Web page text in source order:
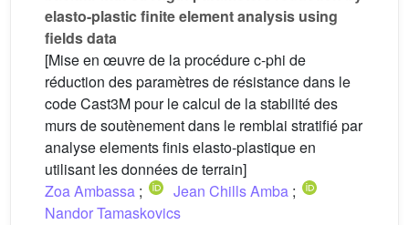
elasto-plastic finite element analysis using
fields data
[Mise en œuvre de la procédure c-phi de
réduction des paramètres de résistance dans le
code Cast3M pour le calcul de la stabilité des
murs de soutènement dans le remblai stratifié par
analyse elements finis elasto-plastique en
utilisant les données de terrain]
Zoa Ambassa ; Jean Chills Amba ;
Nandor Tamaskovics